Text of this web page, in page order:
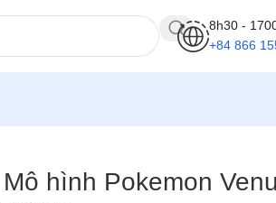
8h30 -
+84 866
hình Pokemon